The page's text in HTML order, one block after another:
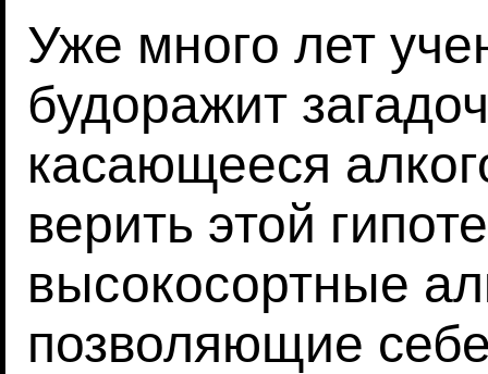
Уже много лет
будоражит
касающееся
верить этой
высокосортные
позволяющие